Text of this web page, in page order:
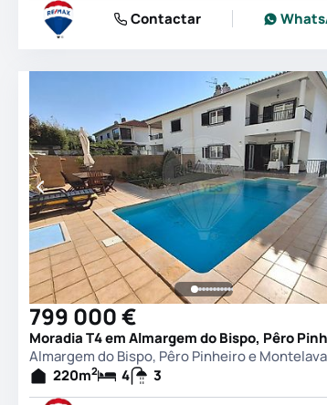
Contactar
799 000 €
Almargem do Bispo, Pêro Pinheiro e
220m2 4 3